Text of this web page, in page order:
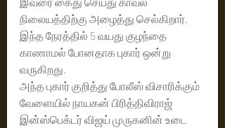
நிலையத்திற்கு அழைத்து செல்கிறார்.
இந்த நேரத்தில் 5 வயது குழந்தை
காணாமல் போனதாக புகார் ஒன்று
வருகிறது.
அந்த புகார் குறித்து போலீஸ் விசாரிக்கும்
வேளையில் நாயகன் பிரித்திவிராஜ்
இன்ஸ்பெக்டர் விஜய் முருகனின் உடை